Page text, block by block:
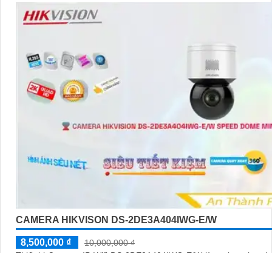
CAMERA HIKVISON DS-2DE3A404IWG-E/W
8,500,000 ₫
10,000,000 ₫